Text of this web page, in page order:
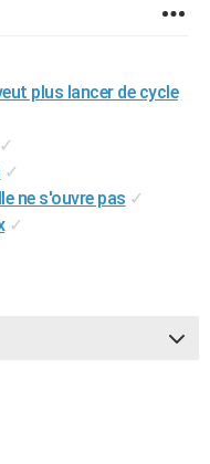
plus lancer de cycle
✓
✓
ne s'ouvre pas ✓
✓